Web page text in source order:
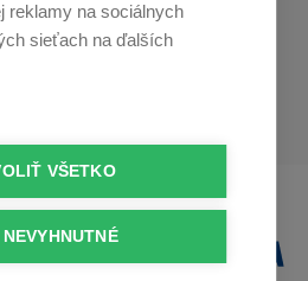
reklamy na sociálnych
sieťach na ďalších
VŠETKO
NEVYHNUTNÉ